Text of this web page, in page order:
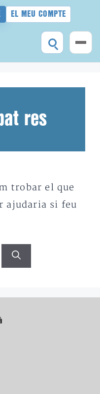
EL MEU COMPTE
res
trobar el que
ajudaria si feu